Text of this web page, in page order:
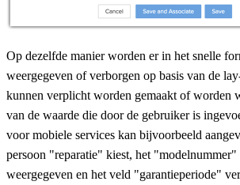
Op dezelfde manierworden er in het snelle
weergegeven of verborgen op basis van de
kunnen verplicht worden gemaakt of worden
van de waarde die door de gebruiker is
voor mobiele services kan bijvoorbeeld
persoon "reparatie" kiest, het "modelnummer"
weergegeven en het veld "garantieperiode"